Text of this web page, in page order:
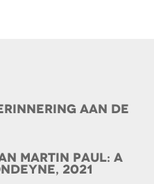
aan de
Martin Paul: A
2021